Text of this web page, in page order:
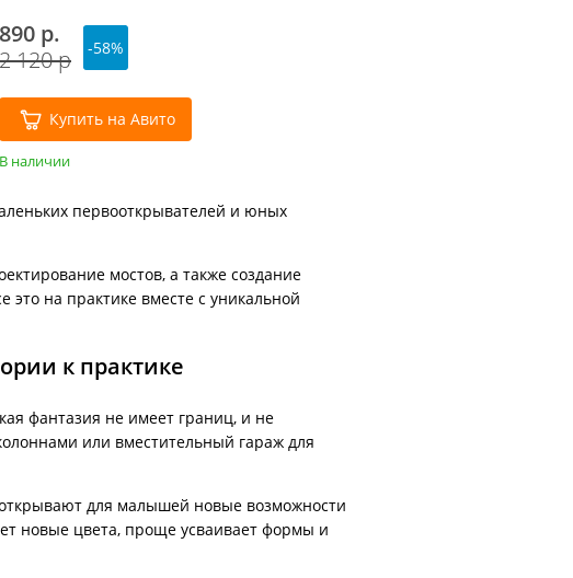
890 р.
2 120 р
-58%
Купить на Авито
В наличии
первооткрывателей и юных
мостов, а также создание
это на практике вместе с уникальной
к практике
фантазия не имеет границ, и не
или вместительный гараж для
для малышей новые возможности
новые цвета, проще усваивает формы и